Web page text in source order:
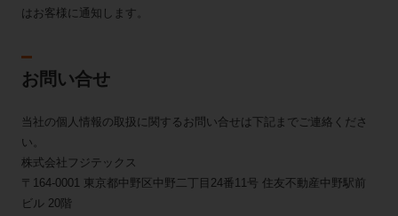
はお客様に通知します。
お問い合せ
当社の個人情報の取扱に関するお問い合せは下記までご連絡くださ
い。
株式会社フジテックス
〒164-0001 東京都中野区中野二丁目24番11号 住友不動産中野駅前
ビル 20階